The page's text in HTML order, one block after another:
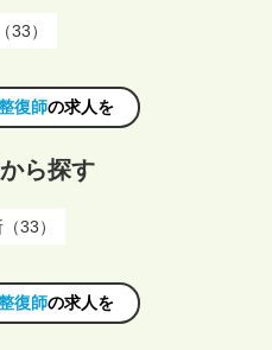
33）
復師の求人を
ら探す
33）
復師の求人を